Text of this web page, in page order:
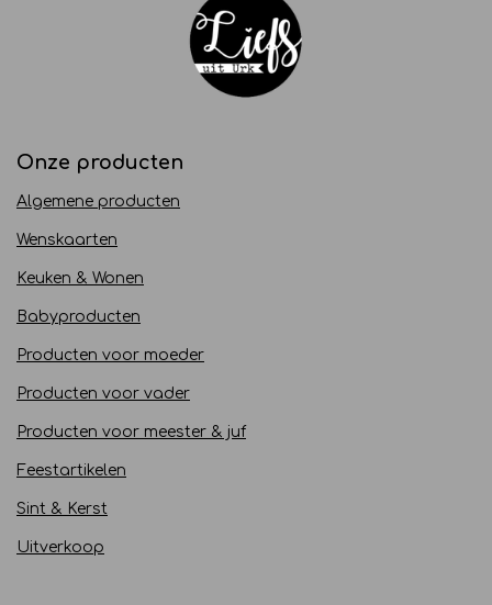
Onze producten
Algemene producten
Wenskaarten
Keuken & Wonen
Babyproducten
Producten voor moeder
Producten voor vader
Producten voor meester & juf
Feestartikelen
Sint & Kerst
Uitverkoop